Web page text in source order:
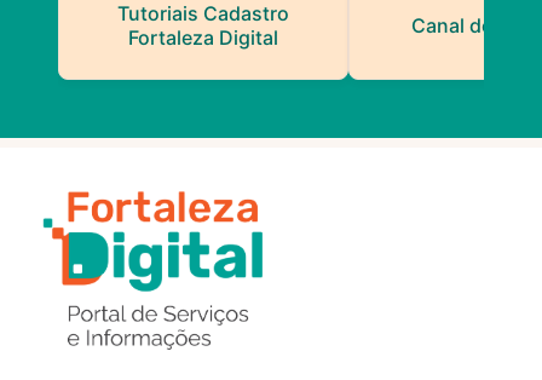
Tutoriais Cadastro
Fortaleza Digital
Canal do